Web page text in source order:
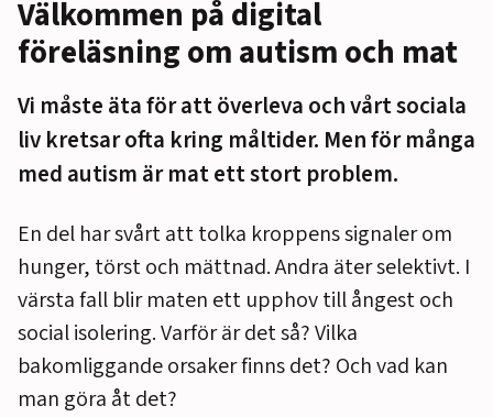
Välkommen på digital
föreläsning om autism och mat
Vi måste äta för att överleva och vårt sociala
liv kretsar ofta kring måltider. Men för många
med autism är mat ett stort problem.
En del har svårt att tolka kroppens signaler om
hunger, törst och mättnad. Andra äter selektivt. I
värsta fall blir maten ett upphov till ångest och
social isolering. Varför är det så? Vilka
bakomliggande orsaker finns det? Och vad kan
man göra åt det?